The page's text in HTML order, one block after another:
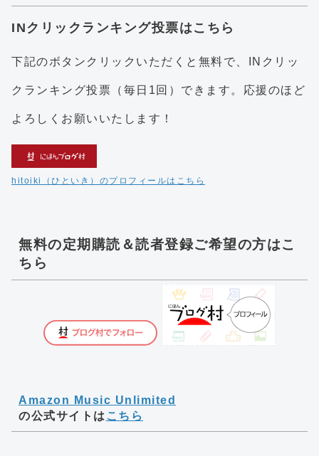
INクリックランキング投票はこちら
下記のボタンクリックいただくと無料で、INクリッ
クランキング投票（毎日1回）できます。応援のほど
よろしくお願いいたします！
hitoiki（ひといき）のプロフィールはこちら
無料の定期購読＆読者登録ご希望の方はこ
ちら
Amazon Music Unlimited
の公式サイトは こちら